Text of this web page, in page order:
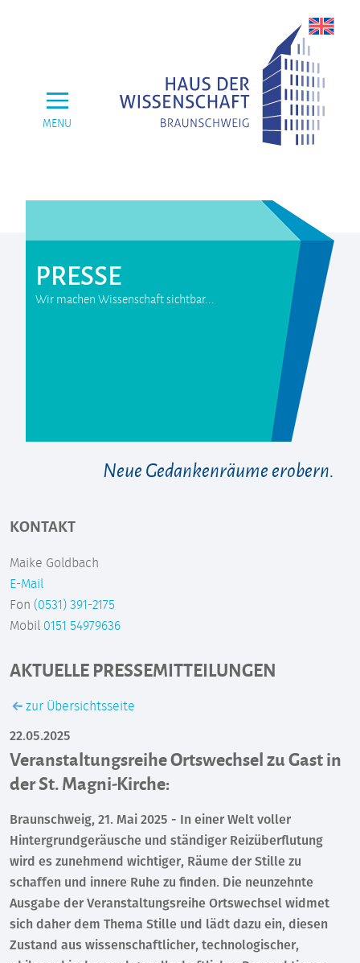
MENU
PRESSE
Wir machen Wissenschaft sichtbar...
Neue Gedankenräume erobern.
KONTAKT
Maike Goldbach
E-Mail
Fon (0531) 391-2175
Mobil 0151 54979636
AKTUELLE PRESSEMITTEILUNGEN
zur Übersichtsseite
22.05.2025
Veranstaltungsreihe Ortswechsel zu Gast in
der St. Magni-Kirche:
Braunschweig, 21. Mai 2025 - In einer Welt voller
Hintergrundgeräusche und ständiger Reizüberflutung
wird es zunehmend wichtiger, Räume der Stille zu
schaffen und innere Ruhe zu finden. Die neunzehnte
Ausgabe der Veranstaltungsreihe Ortswechsel widmet
sich daher dem Thema Stille und lädt dazu ein, diesen
Zustand aus wissenschaftlicher, technologischer,